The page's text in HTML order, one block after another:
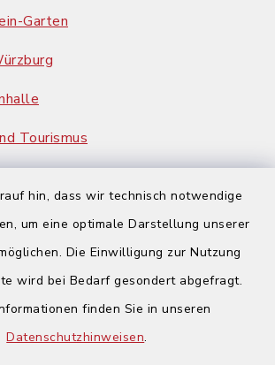
hin, dass wir technisch notwendige
um eine optimale Darstellung unserer
Die Einwilligung zur Nutzung
wird bei Bedarf gesondert abgefragt.
finden Sie in unseren
Datenschutzhinweisen.
Garten
Tourismus
Barrierefreiheit